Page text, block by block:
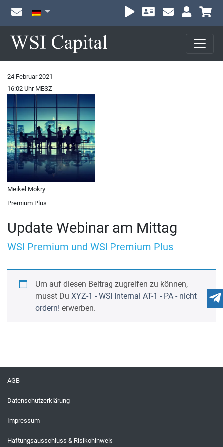
Update Webinar am Mittag
WSI Premium und WSI Premium Plus
Um auf diesen Beitrag zugreifen zu können,
musst Du XYZ-1 - WSI Internal AT-1 - PA - nicht
ordern! erwerben.
24 Februar 2021
16:02 Uhr MESZ
Meikel Mokry
Premium Plus
AGB
Datenschutzerklärung
Impressum
Haftungsausschluss & Risikohinweis